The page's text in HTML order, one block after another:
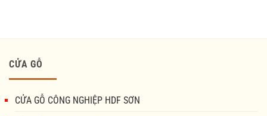
CỬA GỖ
CỬA GỖ CÔNG NGHIỆP HDF SƠN